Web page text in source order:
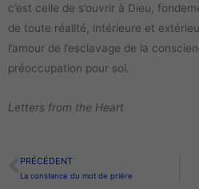
c’est celle de s’ouvrir à Dieu,
de toute réalité, intérieure et
l’amour de l’esclavage de la
préoccupation pour soi.
Letters from the Heart
Précédent
PRÉCÉDENT
La constance du mot de prière